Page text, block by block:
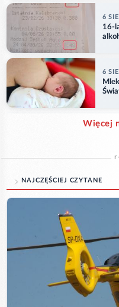
6
16-
6
Więcej
NAJCZĘŚCIEJ CZYTANE